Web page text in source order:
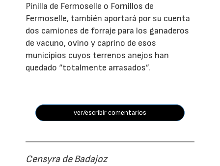
Pinilla de Fermoselle o Fornillos de
Fermoselle, también aportará por su cuenta
dos camiones de forraje para los ganaderos
de vacuno, ovino y caprino de esos
municipios cuyos terrenos anejos han
quedado “totalmente arrasados”.
ver/escribir comentarios
Censyra de Badajoz